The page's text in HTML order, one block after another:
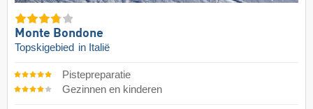
Monte Bondone
Topskigebied in Italië
Pistepreparatie
Gezinnen en kinderen